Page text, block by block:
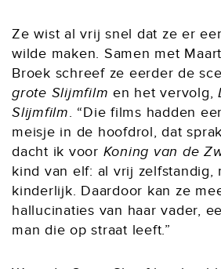
Ze wist al vrij snel dat ze er
wilde maken. Samen met
Broek schreef ze eerder de
grote Slijmfilm en het vervolg,
Slijmfilm. “Die films hadden
meisje in de hoofdrol, dat
dacht ik voor Koning van de
kind van elf: al vrij zelfstandig,
kinderlijk. Daardoor kan ze
hallucinaties van haar vader,
man die op straat leeft.”